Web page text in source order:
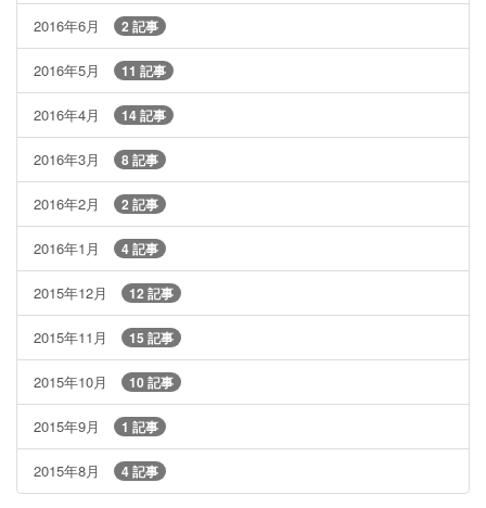
2016年6月 2 記事
2016年5月 11 記事
2016年4月 14 記事
2016年3月 8 記事
2016年2月 2 記事
2016年1月 4 記事
2015年12月 12 記事
2015年11月 15 記事
2015年10月 10 記事
2015年9月 1 記事
2015年8月 4 記事